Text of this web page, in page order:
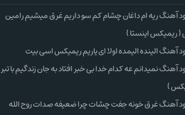
آهنگ ریه ام داغان چشام کم سو داریم غرق میشیم رامین
( ریمیکس اینستا )
آهنگ الینده الیمده اولا ای یاریم ریمیکس اسی بیت
آهنگ نمیدانم عه کدام خدا بی خبر افتاد به جان زندگیم با تبر
)
آهنگ غرق خونه جفت چشات چرا ضعیفه صدات روح الله